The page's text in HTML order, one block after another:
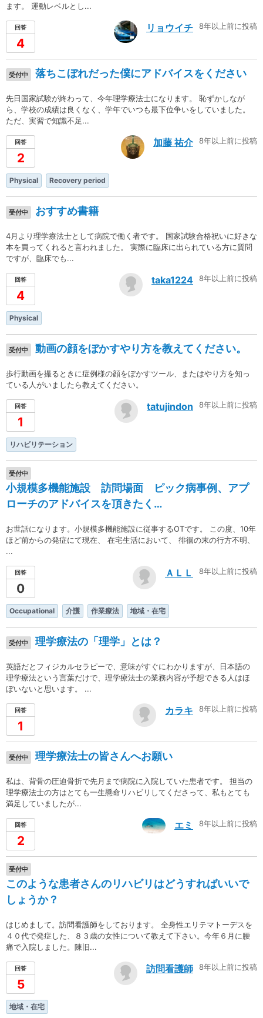
ます。 運動レベルとし...
回答
4
8年以上前に投稿
リョウイチ
受付中 落ちこぼれだった僕にアドバイスをください
先日国家試験が終わって、今年理学療法士になります。 恥ずかしなが
ら、学校の成績は良くなく、学年でいつも最下位争いをしていました。
ただ、実習で知識不足...
回答
2
8年以上前に投稿
加藤 祐介
Physical Recovery period
受付中 おすすめ書籍
4月より理学療法士として病院で働く者です。 国家試験合格祝いに好きな
本を買ってくれると言われました。 実際に臨床に出られている方に質問
ですが、臨床でも...
回答
4
8年以上前に投稿
taka1224
Physical
受付中 動画の顔をぼかすやり方を教えてください。
歩行動画を撮るときに症例様の顔をぼかすツール、またはやり方を知っ
ている人がいましたら教えてください。
回答
1
8年以上前に投稿
tatujindon
リハビリテーション
受付中
小規模多機能施設 訪問場面 ピック病事例、アプ
ローチのアドバイスを頂きたく…
お世話になります。小規模多機能施設に従事するOTです。 この度、10年
ほど前からの発症にて現在、 在宅生活において、 徘徊の末の行方不明、
...
回答
0
8年以上前に投稿
ＡＬＬ
Occupational 介護 作業療法 地域・在宅
受付中 理学療法の「理学」とは？
英語だとフィジカルセラピーで、意味がすぐにわかりますが、日本語の
理学療法という言葉だけで、理学療法士の業務内容が予想できる人はほ
ぼいないと思います。 ...
回答
1
8年以上前に投稿
カラキ
受付中 理学療法士の皆さんへお願い
私は、背骨の圧迫骨折で先月まで病院に入院していた患者です。 担当の
理学療法士の方はとても一生懸命リハビリしてくださって、私もとても
満足していましたが...
回答
2
8年以上前に投稿
エミ
受付中
このような患者さんのリハビリはどうすればいいで
しょうか？
はじめまして。訪問看護師をしております。 全身性エリテマトーデスを
４０代で発症した、８３歳の女性について教えて下さい。今年６月に腰
痛で入院しました。陳旧...
回答
5
8年以上前に投稿
訪問看護師
地域・在宅